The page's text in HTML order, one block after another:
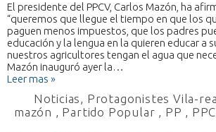
El presidente del PPCV, Carlos Mazón, ha
“queremos que llegue el tiempo en que los
paguen menos impuestos, que los padres
educación y la lengua en la quieren educar a
nuestros agricultores tengan el agua que
Mazón inauguró ayer la…
Leer mas »
Noticias, Protagonistes Vila-
mazón , Partido Popular , PP ,